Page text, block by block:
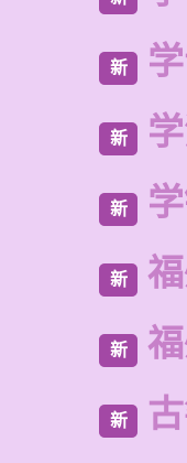
新
新
新
新
新
新